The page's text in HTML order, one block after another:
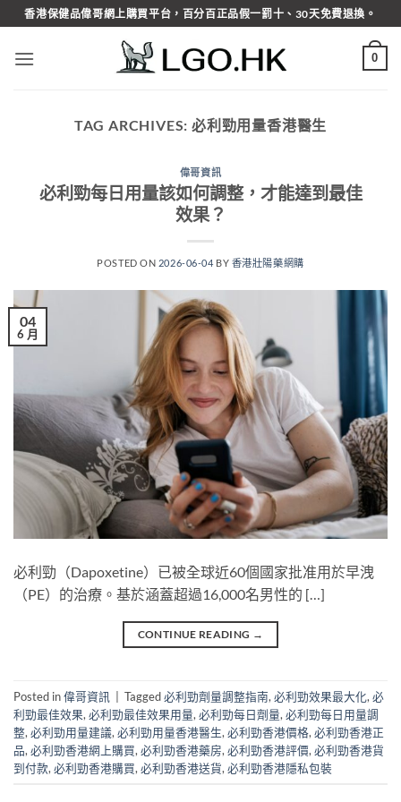
Skip
to
content
香港保健品偉哥網上購買平台，百分百正品假一罰十、30天免費退換。
0
TAG ARCHIVES: 必利勁用量香港醫生
偉哥資訊
必利勁每日用量該如何調整，才能達到最佳
效果？
POSTED ON 2026-06-04 BY 香港壯陽藥網購
04
6 月
必利勁（Dapoxetine）已被全球近60個國家批准用於早洩
（PE）的治療。基於涵蓋超過16,000名男性的 […]
CONTINUE READING →
Posted in偉哥資訊 Tagged必利勁劑量調整指南, 必利勁效果最大化, 必
利勁最佳效果, 必利勁最佳效果用量, 必利勁每日劑量, 必利勁每日用量調
整, 必利勁用量建議, 必利勁用量香港醫生, 必利勁香港價格, 必利勁香港正
品, 必利勁香港網上購買, 必利勁香港藥房, 必利勁香港評價, 必利勁香港貨
到付款, 必利勁香港購買, 必利勁香港送貨, 必利勁香港隱私包裝